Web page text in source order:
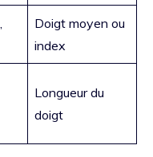
Doigt moyen ou
index
Longueur du
doigt